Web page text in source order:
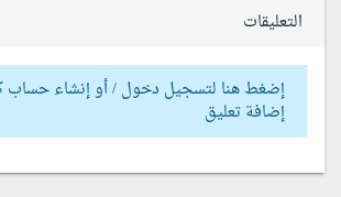
التعليقات
إضغط هنا لتسجيل دخول / أو إنشاء حساب
إضافة تعليق